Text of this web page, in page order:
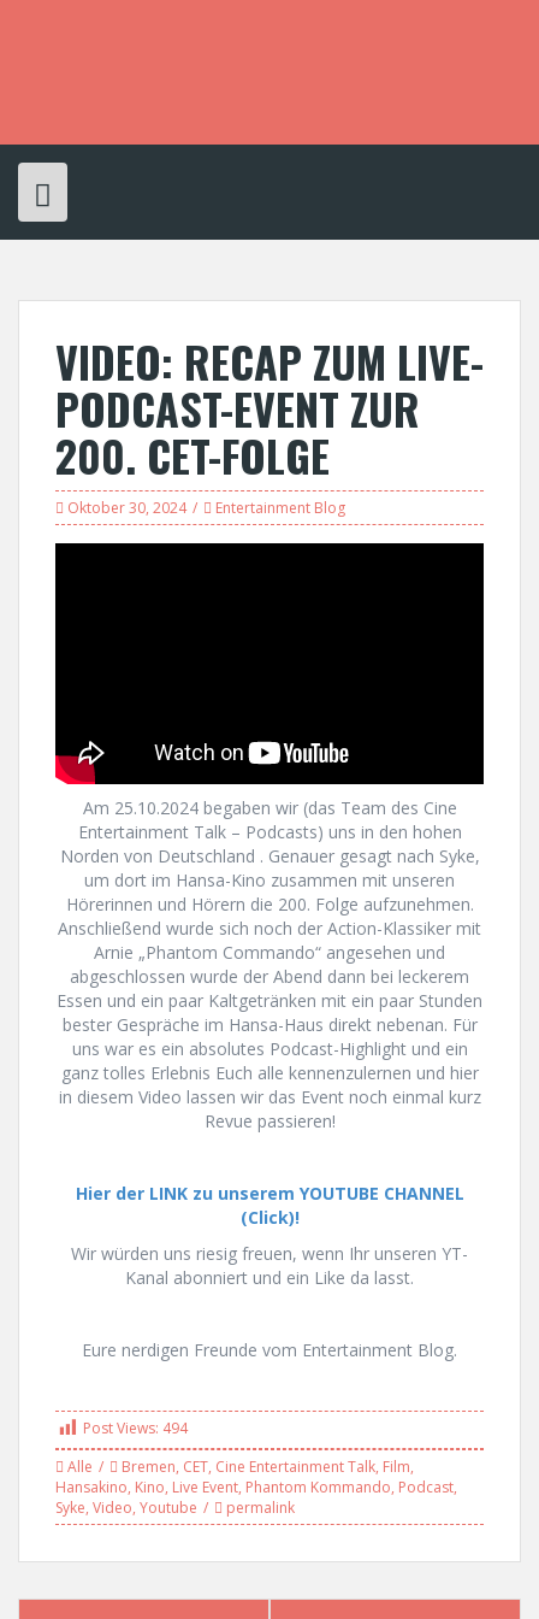
VIDEO: RECAP ZUM LIVE-
PODCAST-EVENT ZUR
200. CET-FOLGE
Oktober 30, 2024 Entertainment Blog
Am 25.10.2024 begaben wir (das Team des Cine
Entertainment Talk – Podcasts) uns in den hohen
Norden von Deutschland . Genauer gesagt nach Syke,
um dort im Hansa-Kino zusammen mit unseren
Hörerinnen und Hörern die 200. Folge aufzunehmen.
Anschließend wurde sich noch der Action-Klassiker mit
Arnie „Phantom Commando“ angesehen und
abgeschlossen wurde der Abend dann bei leckerem
Essen und ein paar Kaltgetränken mit ein paar Stunden
bester Gespräche im Hansa-Haus direkt nebenan. Für
uns war es ein absolutes Podcast-Highlight und ein
ganz tolles Erlebnis Euch alle kennenzulernen und hier
in diesem Video lassen wir das Event noch einmal kurz
Revue passieren!
Hier der LINK zu unserem YOUTUBE CHANNEL
(Click)!
Wir würden uns riesig freuen, wenn Ihr unseren YT-
Kanal abonniert und ein Like da lasst.
Eure nerdigen Freunde vom Entertainment Blog.
Post Views: 494
Alle
Bremen, CET, Cine Entertainment Talk, Film,
Hansakino, Kino, Live Event, Phantom Kommando, Podcast,
Syke, Video, Youtube permalink